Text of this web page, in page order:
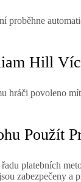
proběhne
Hill
hráči povoleno
Použít
platebních
zabezpečeny a